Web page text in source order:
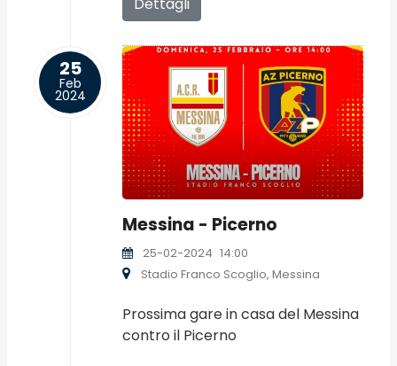
25
Feb
2024
Messina - Picerno
25-02-2024 14:00
Stadio Franco Scoglio, Messina
Prossima gare in casa del Messina
contro il Picerno